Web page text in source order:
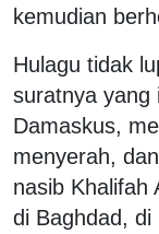
kemudian
Hulagu tidak
suratnya yang
Damaskus,
menyerah,
nasib Khalifah
di Baghdad,